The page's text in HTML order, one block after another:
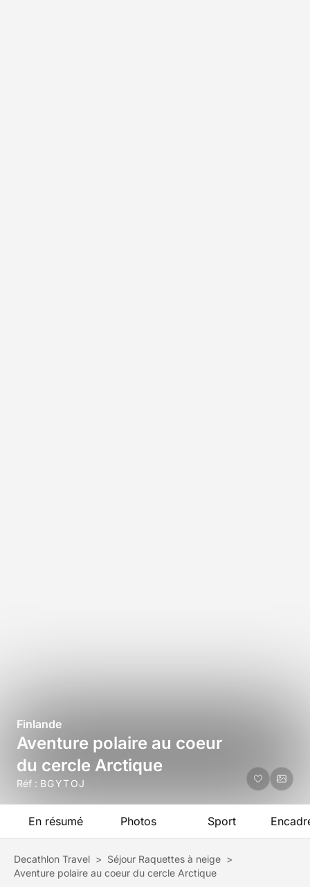
Finlande
Aventure polaire au coeur
du cercle Arctique
Réf : BGYTOJ
En résumé Photos Sport
Decathlon Travel > Séjour Raquettes à neige >
Aventure polaire au coeur du cercle Arctique